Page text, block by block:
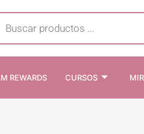
REWARDS CURSOS